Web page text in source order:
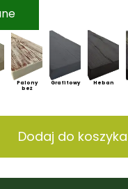
Palony
beż
Grafitowy Heban
Dodaj do koszyka